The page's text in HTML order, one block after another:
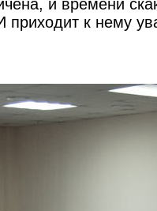
и времени
к нему